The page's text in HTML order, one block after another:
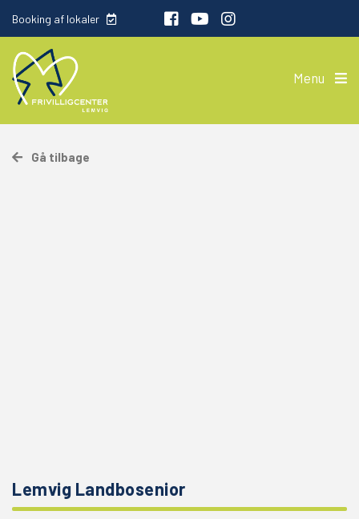
Booking af lokaler
Menu
Gå tilbage
Lemvig Landbosenior